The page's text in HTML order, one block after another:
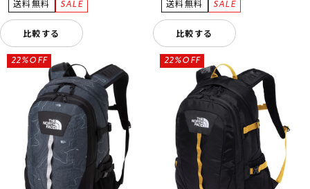
比較する 比較する
22%OFF 22%OFF